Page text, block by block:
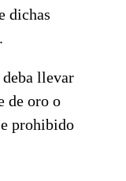
dichas
llevar
de oro o
prohibido